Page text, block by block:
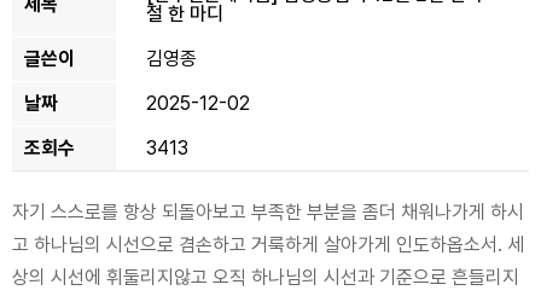
절 한 마디
글쓴이
김영종
날짜
2025-12-02
조회수
3413
자기 스스로를 항상 되돌아보고 부족한 부분을 좀더 채워나가게 하시
고 하나님의 시선으로 겸손하고 거룩하게 살아가게 인도하옵소서. 세
상의 시선에 휘둘리지않고 오직 하나님의 시선과 기준으로 흔들리지